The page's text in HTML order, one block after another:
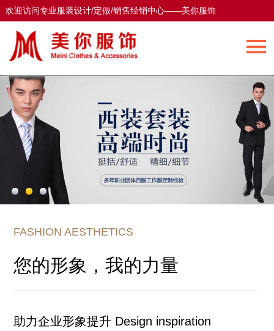
欢迎访问专业服装设计/定做/销售经销中心——美你服饰
欢迎访问专业服装设计/定做/销售经销中心——美你服饰
FASHION AESTHETICS
您的形象，我的力量
助力企业形象提升 Design inspiration